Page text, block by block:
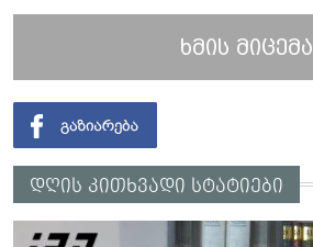
ხმის მიცემა
დღის კითხვადი სტატიები